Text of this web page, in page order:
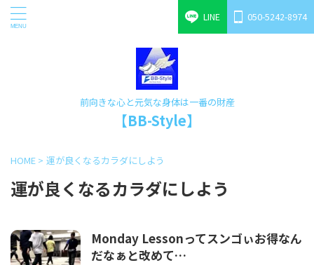
LINE 050-5242-8974
前向きな心と元気な身体は一番の財産
【BB-Style】
HOME > 運が良くなるカラダにしよう
運が良くなるカラダにしよう
Monday Lessonってスンゴぃお得なん
だなぁと改めて…